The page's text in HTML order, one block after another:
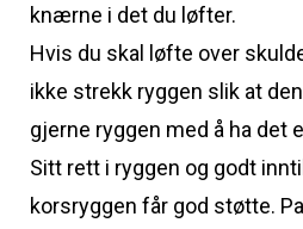
knærne i det du løfter.
Hvis du skal løfte over
ikke strekk ryggen slik at
gjerne ryggen med å ha det
Sitt rett i ryggen og godt
korsryggen får god støtte.